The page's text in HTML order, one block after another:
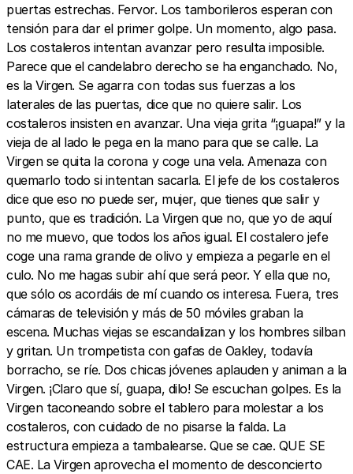
puertas estrechas. Fervor. Los tamborileros esperan con
tensión para dar el primer golpe. Un momento, algo pasa.
Los costaleros intentan avanzar pero resulta imposible.
Parece que el candelabro derecho se ha enganchado. No,
es la Virgen. Se agarra con todas sus fuerzas a los
laterales de las puertas, dice que no quiere salir. Los
costaleros insisten en avanzar. Una vieja grita “¡guapa!” y la
vieja de al lado le pega en la mano para que se calle. La
Virgen se quita la corona y coge una vela. Amenaza con
quemarlo todo si intentan sacarla. El jefe de los costaleros
dice que eso no puede ser, mujer, que tienes que salir y
punto, que es tradición. La Virgen que no, que yo de aquí
no me muevo, que todos los años igual. El costalero jefe
coge una rama grande de olivo y empieza a pegarle en el
culo. No me hagas subir ahí que será peor. Y ella que no,
que sólo os acordáis de mí cuando os interesa. Fuera, tres
cámaras de televisión y más de 50 móviles graban la
escena. Muchas viejas se escandalizan y los hombres silban
y gritan. Un trompetista con gafas de Oakley, todavía
borracho, se ríe. Dos chicas jóvenes aplauden y animan a la
Virgen. ¡Claro que sí, guapa, dilo! Se escuchan golpes. Es la
Virgen taconeando sobre el tablero para molestar a los
costaleros, con cuidado de no pisarse la falda. La
estructura empieza a tambalearse. Que se cae. QUE SE
CAE. La Virgen aprovecha el momento de desconcierto